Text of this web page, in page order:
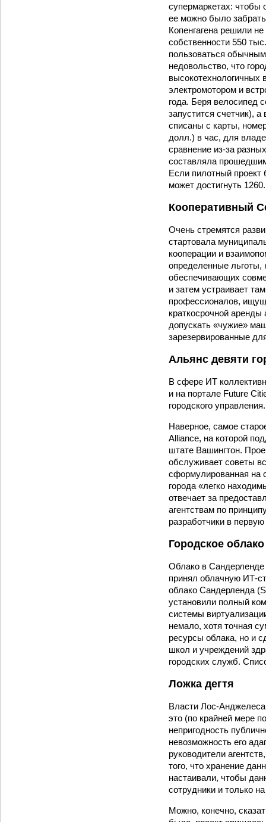
супермаркетах: чтобы
ее можно было
Копенгагена решили
собственности 550
пользоваться
недовольство, что
высокотехнологичных
электромотором и
года. Беря велосипед
запустится счетчик),
списаны с карты,
долл.) в час, для
сравнение из-за
составляла
Если пилотный проект
может достигнуть 1260.
Кооперативный
Очень стремятся
стартовала
кооперации и
определенные
обеспечивающих
и затем устраивает
профессионалов,
краткосрочной
допускать «чужие»
зарезервированные
Альянс девяти
В сфере ИТ
и на портале Future
городского управ­ления.
Наверное, самое
Alliance, на которой
штате Вашингтон.
обслуживает советы
сформулированная на
города «легко
отвечает за
агентствам по
разработчики в
Городское
Облако в Сандерленде
принял облачную ИТ-
облако Сандерленда
установили полный
системы
немало, хотя точная
ресурсы облака, но и
школ и учреждений
городских служб.
Ложка дегтя
Власти Лос-
это (по крайней мере
непригодность
невозможность его
руководители
того, что хранение
настаивали, чтобы
сотрудники и только
Можно, конечно,